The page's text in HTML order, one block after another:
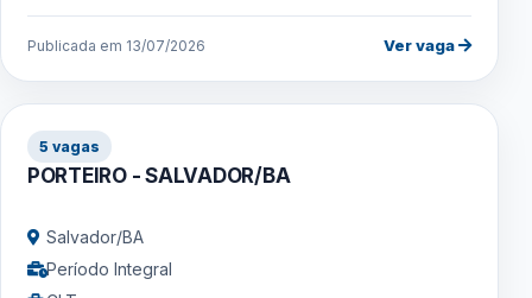
Publicada em 13/07/2026 Ver vaga
5 vagas
PORTEIRO - SALVADOR/BA
Salvador/BA
Período Integral